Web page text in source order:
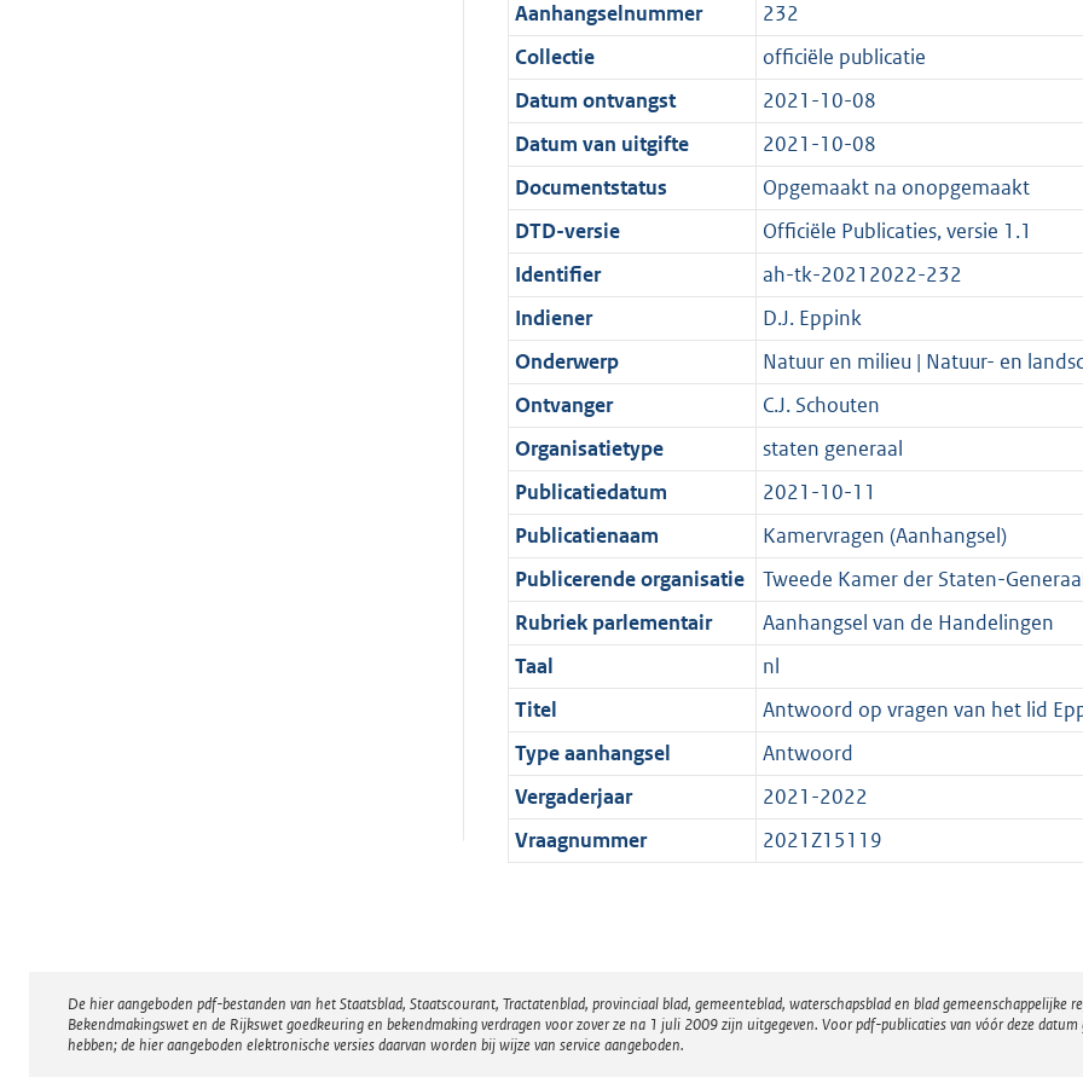
i
e
i
n
f
o
r
m
a
a
t
4
2
K
b
t
i
e
i
n
f
o
r
m
a
a
t
:
9
K
b
a
t
i
e
i
n
f
o
r
m
a
a
t
e
:
8
K
b
c
a
t
i
e
i
n
f
o
r
m
a
a
t
t
e
:
1
3
K
b
d
s
g
r
o
o
t
t
e
:
2
K
b
n
d
s
g
r
o
o
t
t
e
:
2
K
b
Aanhangselnummer
232
Collectie
officiële publicatie
Datum ontvangst
2021-10-08
Datum van uitgifte
2021-10-08
Documentstatus
Opgemaakt na onopgemaakt
DTD-versie
Officiële Publicaties, versie 1.1
Identifier
ah-tk-20212022-232
Indiener
D.J. Eppink
Onderwerp
Natuur en milieu | Natuur- en
Ontvanger
C.J. Schouten
Organisatietype
staten generaal
Publicatiedatum
2021-10-11
Publicatienaam
Kamervragen (Aanhangsel)
Publicerende organisatie
Tweede Kamer der Staten-
Rubriek parlementair
Aanhangsel van de Handelingen
Taal
nl
Titel
Antwoord op vragen van het lid
Type aanhangsel
Antwoord
Vergaderjaar
2021-2022
Vraagnummer
2021Z15119
Disclaimer
De hier aangeboden pdf-bestanden van het Staatsblad, Staatscourant, Tractatenblad, provinciaal blad, gemeenteblad, waterschapsblad en blad
Bekendmakingswet en de Rijkswet goedkeuring en bekendmaking verdragen voor zover ze na 1 juli 2009 zijn uitgegeven. Voor pdf-publicaties van vóór deze
hebben; de hier aangeboden elektronische versies daarvan worden bij wijze van service aangeboden.